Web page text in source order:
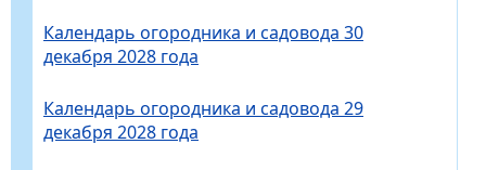
Календарь огородника и садовода 30
декабря 2028 года
Календарь огородника и садовода 29
декабря 2028 года